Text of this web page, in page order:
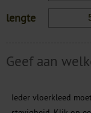
lengte
Geef aan
Ieder vloerkleed